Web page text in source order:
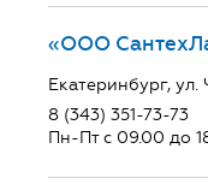
«ООО
Екатеринбург, ул.
8 (343) 351-73-73
Пн-Пт с 09.00 до